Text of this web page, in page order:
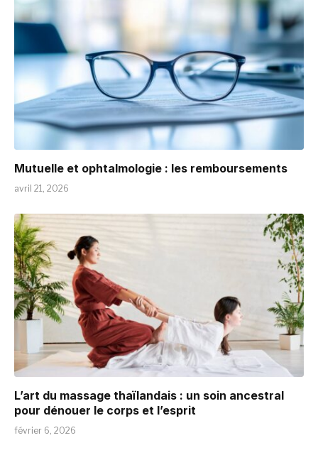
Mutuelle et ophtalmologie : les remboursements
avril 21, 2026
L’art du massage thaïlandais : un soin ancestral
pour dénouer le corps et l’esprit
février 6, 2026